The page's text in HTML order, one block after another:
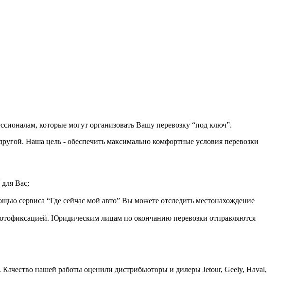
которые могут организовать Вашу перевозку “под ключ”.
Наша цель - обеспечить максимально комфортные условия перевозки
Вас;
сервиса “Где сейчас мой авто” Вы можете отследить местонахождение
Юридическим лицам по окончанию перевозки отправляются
нашей работы оценили дистрибьюторы и дилеры Jetour, Geely, Haval,